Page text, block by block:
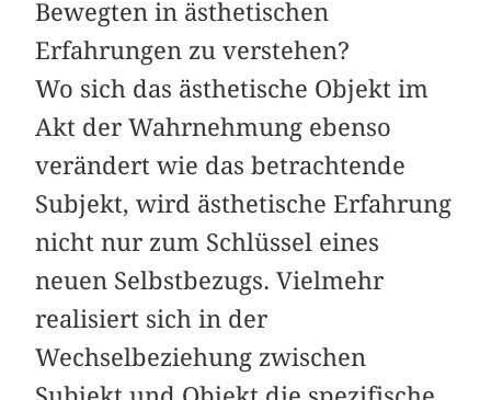
Bewegten in ästhetischen
Erfahrungen zu verstehen?
Wo sich das ästhetische Objekt im
Akt der Wahrnehmung ebenso
verändert wie das betrachtende
Subjekt, wird ästhetische Erfahrung
nicht nur zum Schlüssel eines
neuen Selbstbezugs. Vielmehr
realisiert sich in der
Wechselbeziehung zwischen